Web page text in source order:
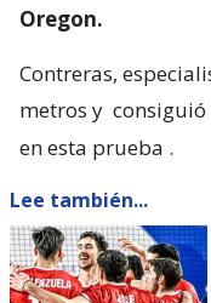
Oregon.
Contreras,
metros y
en esta prueba .
Lee también...